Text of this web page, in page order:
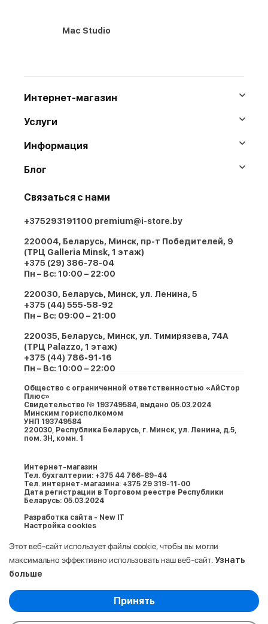
Mac Studio
Интернет-магазин
Услуги
Информация
Блог
Связаться с нами
+375293191100 premium@i-store.by
220004, Беларусь, Минск, пр-т Победителей, 9
(ТРЦ Galleria Minsk, 1 этаж)
+375 (29) 386-78-04
Пн – Вс: 10:00 – 22:00
220030, Беларусь, Минск, ул. Ленина, 5
+375 (44) 555-58-92
Пн – Вс: 09:00 – 21:00
220035, Беларусь, Минск, ул. Тимирязева, 74A
(ТРЦ Palazzo, 1 этаж)
+375 (44) 786-91-16
Пн – Вс: 10:00 – 22:00
Общество с ограниченной ответственностью «АйСтор
Плюс»
Свидетельство № 193749584, выдано 05.03.2024
Минским горисполкомом
УНП 193749584
220030, Республика Беларусь, г. Минcк, ул. Ленина, д.5,
пом. 3Н, комн. 1
Интернет-магазин
Тел. бухгалтерии: +375 44 766-89-44
Тел. интернет-магазина: +375 29 319-11-00
Дата регистрации в Торговом реестре Республики
Беларусь: 05.03.2024
Разработка сайта - New IT
Настройка cookies
Этот веб-сайт использует файлы cookie, чтобы вы могли
максимально эффективно использовать наш веб-сайт. Узнать
больше
Выберите настройки cookie
Аналитические/Функциональные
Принять